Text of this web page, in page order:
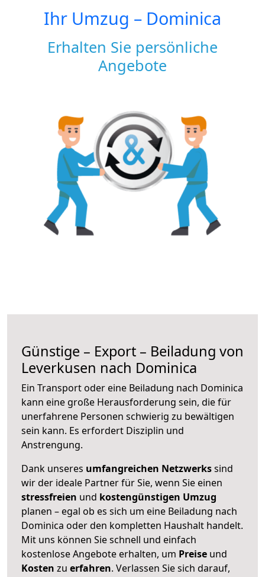
Ihr Umzug – Dominica
Erhalten Sie persönliche
Angebote
Günstige – Export – Beiladung von
Leverkusen nach Dominica
Ein Transport oder eine Beiladung nach Dominica
kann eine große Herausforderung sein, die für
unerfahrene Personen schwierig zu bewältigen
sein kann. Es erfordert Disziplin und
Anstrengung.
Dank unseres umfangreichen Netzwerkssind
wir der ideale Partner für Sie, wenn Sie einen
stressfreien und kostengünstigen Umzug
planen – egal ob es sich um eine Beiladung nach
Dominica oder den kompletten Haushalt handelt.
Mit uns können Sie schnell und einfach
kostenlose Angebote erhalten, um Preise und
Kosten zu erfahren. Verlassen Sie sich darauf,